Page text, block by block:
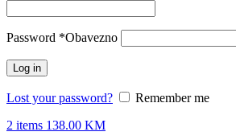
Password *Obavezno
Log in
Lost your password?
Remember me
2 items 138.00 KM